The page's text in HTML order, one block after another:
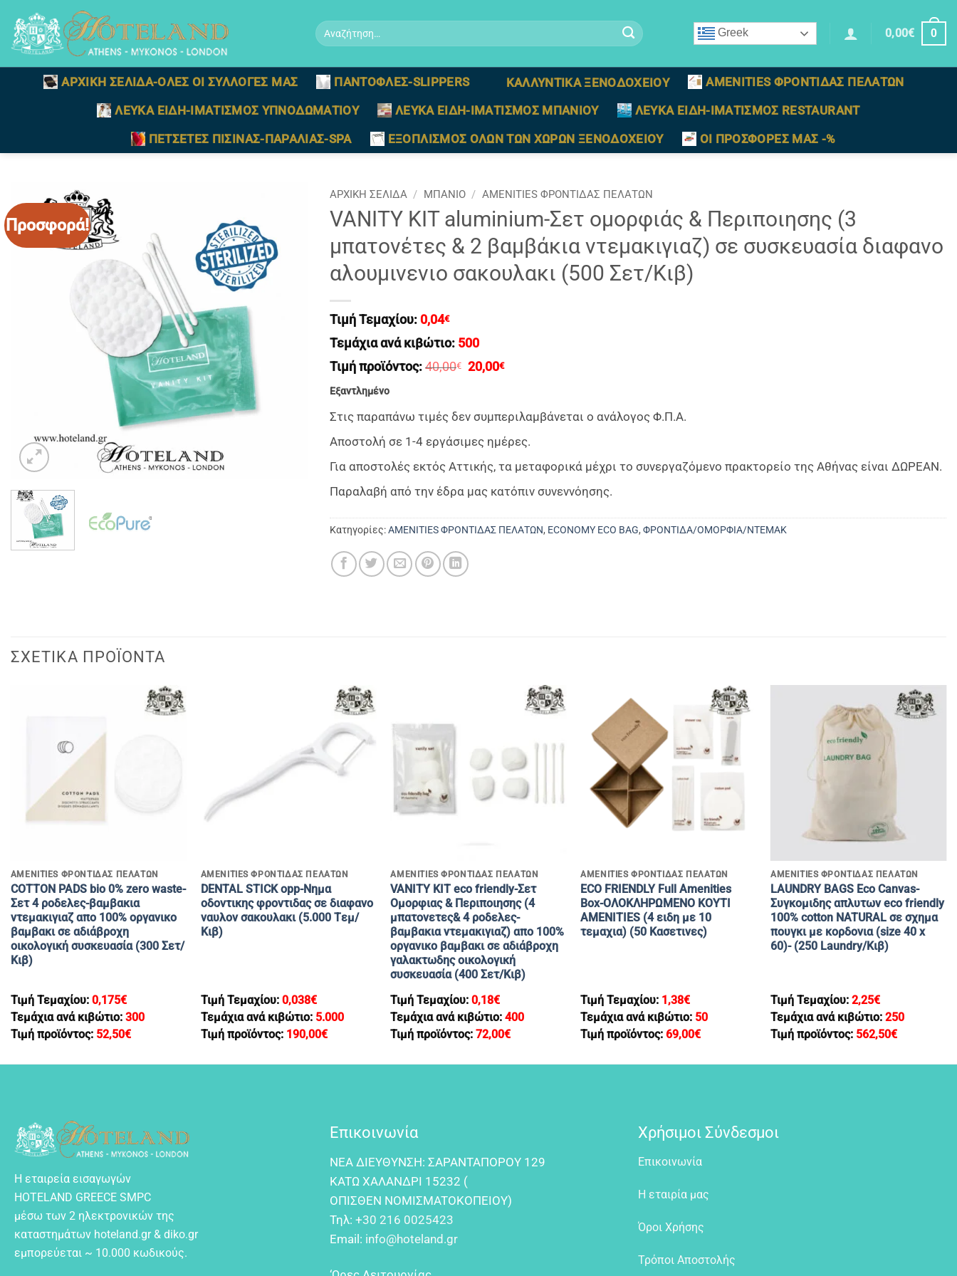
στο
περιεχόμενο
Αναζήτηση
για:
Greek 0,00€ 0
ΑΡΧΙΚΗ ΣΕΛΙΔΑ-ΟΛΕΣ ΟΙ ΣΥΛΛΟΓΕΣ ΜΑΣ ΠΑΝΤΟΦΛΕΣ-SLIPPERS ΚΑΛΛΥΝΤΙΚΑ ΞΕΝΟΔΟΧΕΙΟΥ
AMENITIES ΦΡΟΝΤΙΔΑΣ ΠΕΛΑΤΩΝ
ΛΕΥΚΑ ΕΙΔΗ-ΙΜΑΤΙΣΜΟΣ ΥΠΝΟΔΩΜΑΤΙΟΥ
ΛΕΥΚΑ ΕΙΔΗ-ΙΜΑΤΙΣΜΟΣ ΜΠΑΝΙΟΥ
ΛΕΥΚΑ ΕΙΔΗ-ΙΜΑΤΙΣΜΟΣ RESTAURANT
ΠΕΤΣΕΤΕΣ ΠΙΣΙΝΑΣ-ΠΑΡΑΛΙΑΣ-SPA
ΕΞΟΠΛΙΣΜΟΣ ΟΛΩΝ ΤΩΝ ΧΩΡΩΝ ΞΕΝΟΔΟΧΕΙΟΥ ΟΙ ΠΡΟΣΦΟΡΕΣ ΜΑΣ -%
Προσφορά!
ΑΡΧΙΚΉ ΣΕΛΊΔΑ / ΜΠΑΝΙΟ / AMENITIES ΦΡΟΝΤΙΔΑΣ ΠΕΛΑΤΩΝ
VANITY KIT aluminium-Σετ ομορφιάς & Περιποιησης (3
μπατονέτες & 2 βαμβάκια ντεμακιγιαζ) σε συσκευασία διαφανο
αλουμινενιο σακουλακι (500 Σετ/Κιβ)
Τιμή Τεμαχίου: 0,04€
Τεμάχια ανά κιβώτιο: 500
Τιμή προϊόντος: 40,00€ Original
20,00€Η
20,00€.
Εξαντλημένο
Στις παραπάνω τιμές δεν συμπεριλαμβάνεται ο ανάλογος Φ.Π.Α.
Αποστολή σε 1-4 εργάσιμες ημέρες.
Για αποστολές εκτός Αττικής, τα μεταφορικά μέχρι το συνεργαζόμενο πρακτορείο της Αθήνας είναι ΔΩΡΕΑΝ.
Παραλαβή από την έδρα μας κατόπιν συνεννόησης.
Κατηγορίες:AMENITIES ΦΡΟΝΤΙΔΑΣ ΠΕΛΑΤΩΝ, ECONOMY ECO ΒΑG, ΦΡΟΝΤΙΔΑ/ΟΜΟΡΦΙΑ/ΝΤΕΜΑΚ
ΣΧΕΤΙΚΆ ΠΡΟΪΌΝΤΑ
AMENITIES ΦΡΟΝΤΙΔΑΣ ΠΕΛΑΤΩΝ
COTTON PADS bio 0% zero waste-
Σετ 4 ροδελες-βαμβακια
ντεμακιγιαζ απο 100% οργανικο
βαμβακι σε αδιάβροχη
οικολογική συσκευασία (300 Σετ/
Κιβ)
Τιμή Τεμαχίου: 0,175€
Τεμάχια ανά κιβώτιο: 300
Τιμή προϊόντος: 52,50€
AMENITIES ΦΡΟΝΤΙΔΑΣ ΠΕΛΑΤΩΝ
DENTAL STICK opp-Nημα
οδοντικης φροντιδας σε διαφανο
ναυλον σακουλακι (5.000 Tεμ/
Κιβ)
Τιμή Τεμαχίου: 0,038€
Τεμάχια ανά κιβώτιο: 5.000
Τιμή προϊόντος: 190,00€
AMENITIES ΦΡΟΝΤΙΔΑΣ ΠΕΛΑΤΩΝ
VANITY KIT eco friendly-Σετ
Ομορφιας & Περιποιησης (4
μπατονετες& 4 ροδελες-
βαμβακια ντεμακιγιαζ) απο 100%
οργανικο βαμβακι σε αδιάβροχη
γαλακτωδης οικολογική
συσκευασία (400 Σετ/Κιβ)
Τιμή Τεμαχίου:0,18€
Τεμάχια ανά κιβώτιο:400
Τιμή προϊόντος:72,00€
AMENITIES ΦΡΟΝΤΙΔΑΣ ΠΕΛΑΤΩΝ
ECO FRIENDLY Full Amenities
Box-OΛΟΚΛΗΡΩΜΕΝΟ ΚΟΥΤΙ
AMENITIES (4 ειδη με 10
τεμαχια) (50 Κασετινες)
Τιμή Τεμαχίου: 1,38€
Τεμάχια ανά κιβώτιο: 50
Τιμή προϊόντος: 69,00€
AMENITIES ΦΡΟΝΤΙΔΑΣ ΠΕΛΑΤΩΝ
LAUNDRY BAGS Eco Canvas-
Συγκομιδης απλυτων eco friendly
100% cotton NATURAL σε σχημα
πουγκι με κορδονια (size 40 x
60)- (250 Laundry/Κιβ)
Τιμή Τεμαχίου: 2,25€
Τεμάχια ανά κιβώτιο: 250
Τιμή προϊόντος: 562,50€
Η εταιρεία εισαγωγών
HOTELAND GREECE SMPC
μέσω των 2 ηλεκτρονικών της
καταστημάτων hoteland.gr & diko.gr
εμπορεύεται ~ 10.000 κωδικούς.
Επικοινωνία
NEA ΔIEYΘYNΣH: ΣAPANTAΠOPOY 129
KATΩ XAΛANΔPI 15232 (
OΠIΣΘEN NOMIΣMATOKOΠEIOY)
Τηλ: +30 216 0025423
Email: info@hoteland.gr
Χρήσιμοι Σύνδεσμοι
Επικοινωνία
Η εταιρία μας
Όροι Χρήσης
Τρόποι Αποστολής